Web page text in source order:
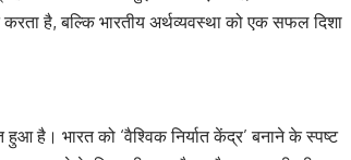
है, बल्कि भारतीय अर्थव्यवस्था को एक सफल दिशा
है। भारत को ‘वैश्विक निर्यात केंद्र’ बनाने के स्पष्ट